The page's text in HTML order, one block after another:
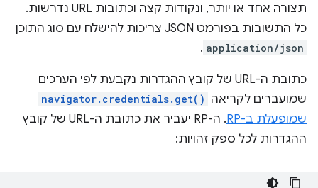
תצורה אחד או יותר, ונקודות קצה וכתובות URL נדרשות.
כל התשובות בפורמט JSON צריכות להישלח עם סוג התוכן
application/json
.
כתובת ה-URL של קובץ ההגדרות נקבעת לפי הערכים
שמועברים לקריאה navigator.credentials.get()
שמופעלת ב-RP
. ה-RP יעביר את כתובת ה-URL של קובץ
ההגדרות לכל ספק זהויות: